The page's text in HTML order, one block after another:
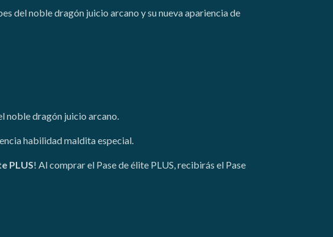
del noble dragón juicio arcano y su nueva apariencia de
noble dragón juicio arcano.
habilidad maldita especial.
PLUS! Al comprar el Pase de élite PLUS, recibirás el Pase